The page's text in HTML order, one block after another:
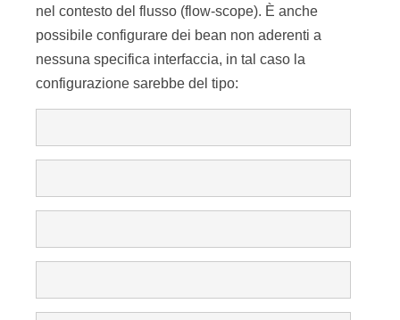
nel contesto del flusso (flow-scope). È anche
possibile configurare dei bean non aderenti a
nessuna specifica interfaccia, in tal caso la
configurazione sarebbe del tipo: